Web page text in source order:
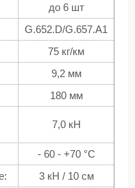
до 6 шт
G.652.D/G.657.A1
75 кг/км
9,2 мм
180 мм
7,0 кН
- 60 - +70 °C
3 кН / 10 см